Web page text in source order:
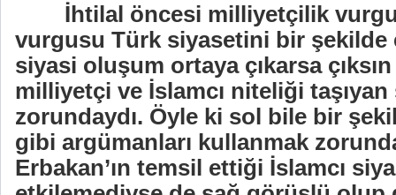
İhtilal öncesi milliyetçilik
vurgusu Türk siyasetini bir şekilde
siyasi oluşum ortaya çıkarsa çıksın
milliyetçi ve İslamcı niteliği taşıyan
zorundaydı. Öyle ki sol bile bir
gibi argümanları kullanmak
Erbakan’ın temsil ettiği İslamcı